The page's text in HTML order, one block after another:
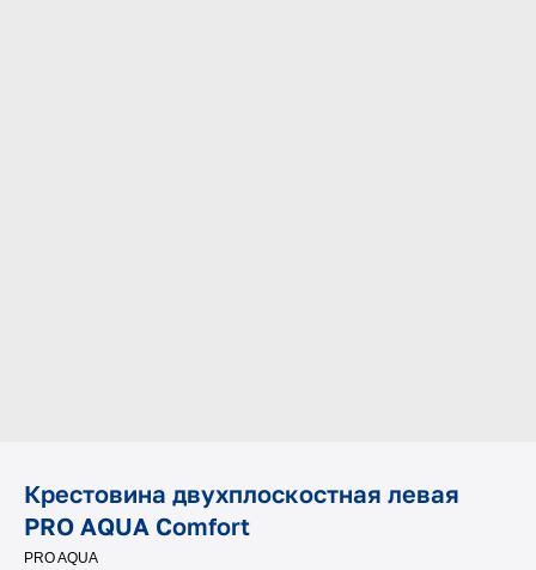
Крестовина двухплоскостная левая
PRO AQUA Comfort
PRO AQUA